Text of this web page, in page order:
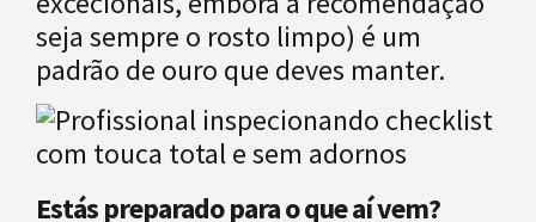
seja sempre o rosto limpo) é um
padrão de ouro que deves manter.
Estás preparado para o que aí vem?